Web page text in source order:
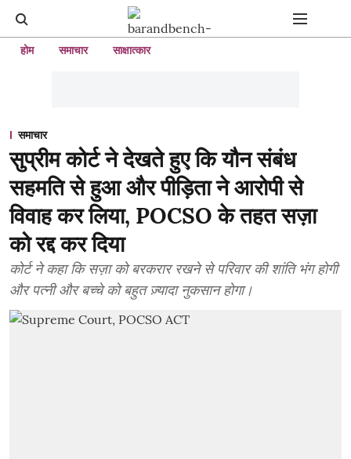
होम समाचार साक्षात्कार
समाचार
सुप्रीम कोर्ट ने देखते हुए कि यौन संबंध
सहमति से हुआ और पीड़िता ने आरोपी से
विवाह कर लिया, POCSO के तहत सज़ा
को रद्द कर दिया
कोर्ट ने कहा कि सज़ा को बरकरार रखने से परिवार की शांति भंग होगी
और पत्नी और बच्चे को बहुत ज़्यादा नुकसान होगा।